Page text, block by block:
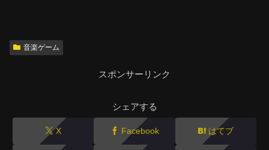
音楽ゲーム
スポンサーリンク
シェアする
X Facebook はてブ